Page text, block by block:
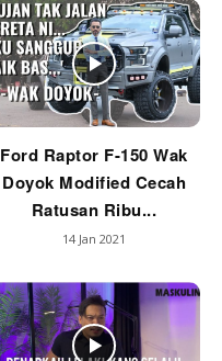
Ford Raptor F-150 Wak
Doyok Modified Cecah
Ratusan Ribu...
14 Jan 2021